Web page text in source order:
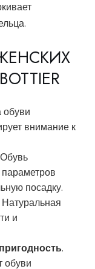
обуви
внимание к
параметров
посадку.
Натуральная
и
.
обуви